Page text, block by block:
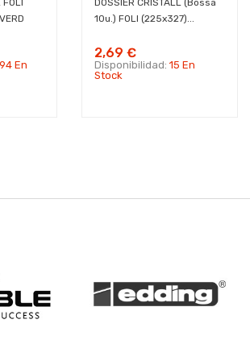
FOLI
En
DOSSIER CRISTALL (Bossa
10u.) FOLI (225x327)...
2,69 €
Disponibilidad: 15 En
Stock